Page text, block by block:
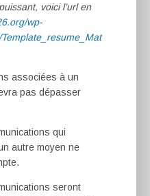
voici l’url en
wp-
associées à un
pas dépasser
qui
autre moyen ne
seront